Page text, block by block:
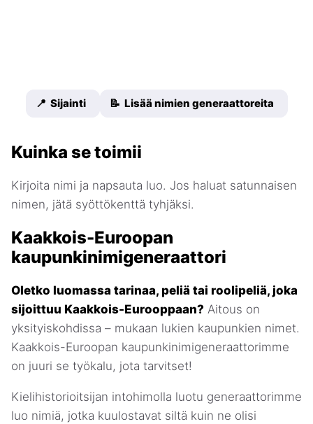
📍 Sijainti 📝 Lisää nimien generaattoreita
Kuinka se toimii
Kirjoita nimi ja napsauta luo. Jos haluat satunnaisen
nimen, jätä syöttökenttä tyhjäksi.
Kaakkois-Euroopan
kaupunkinimigeneraattori
Oletko luomassa tarinaa, peliä tai roolipeliä, joka
sijoittuu Kaakkois-Eurooppaan? Aitous on
yksityiskohdissa – mukaan lukien kaupunkien nimet.
Kaakkois-Euroopan kaupunkinimigeneraattorimme
on juuri se työkalu, jota tarvitset!
Kielihistorioitsijan intohimolla luotu generaattorimme
luo nimiä, jotka kuulostavat siltä kuin ne olisi